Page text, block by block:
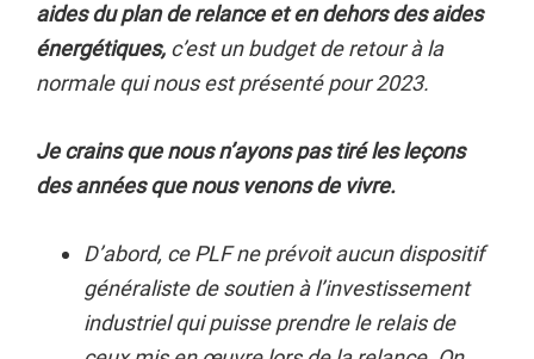
aides du plan de relance et en dehors des aides
énergétiques, c’est un budget de retour à la
normale qui nous est présenté pour 2023.
Je crains que nous n’ayons pas tiré les leçons
des années que nous venons de vivre.
D’abord, ce PLF ne prévoit aucun dispositif
généraliste de soutien à l’investissement
industriel qui puisse prendre le relais de